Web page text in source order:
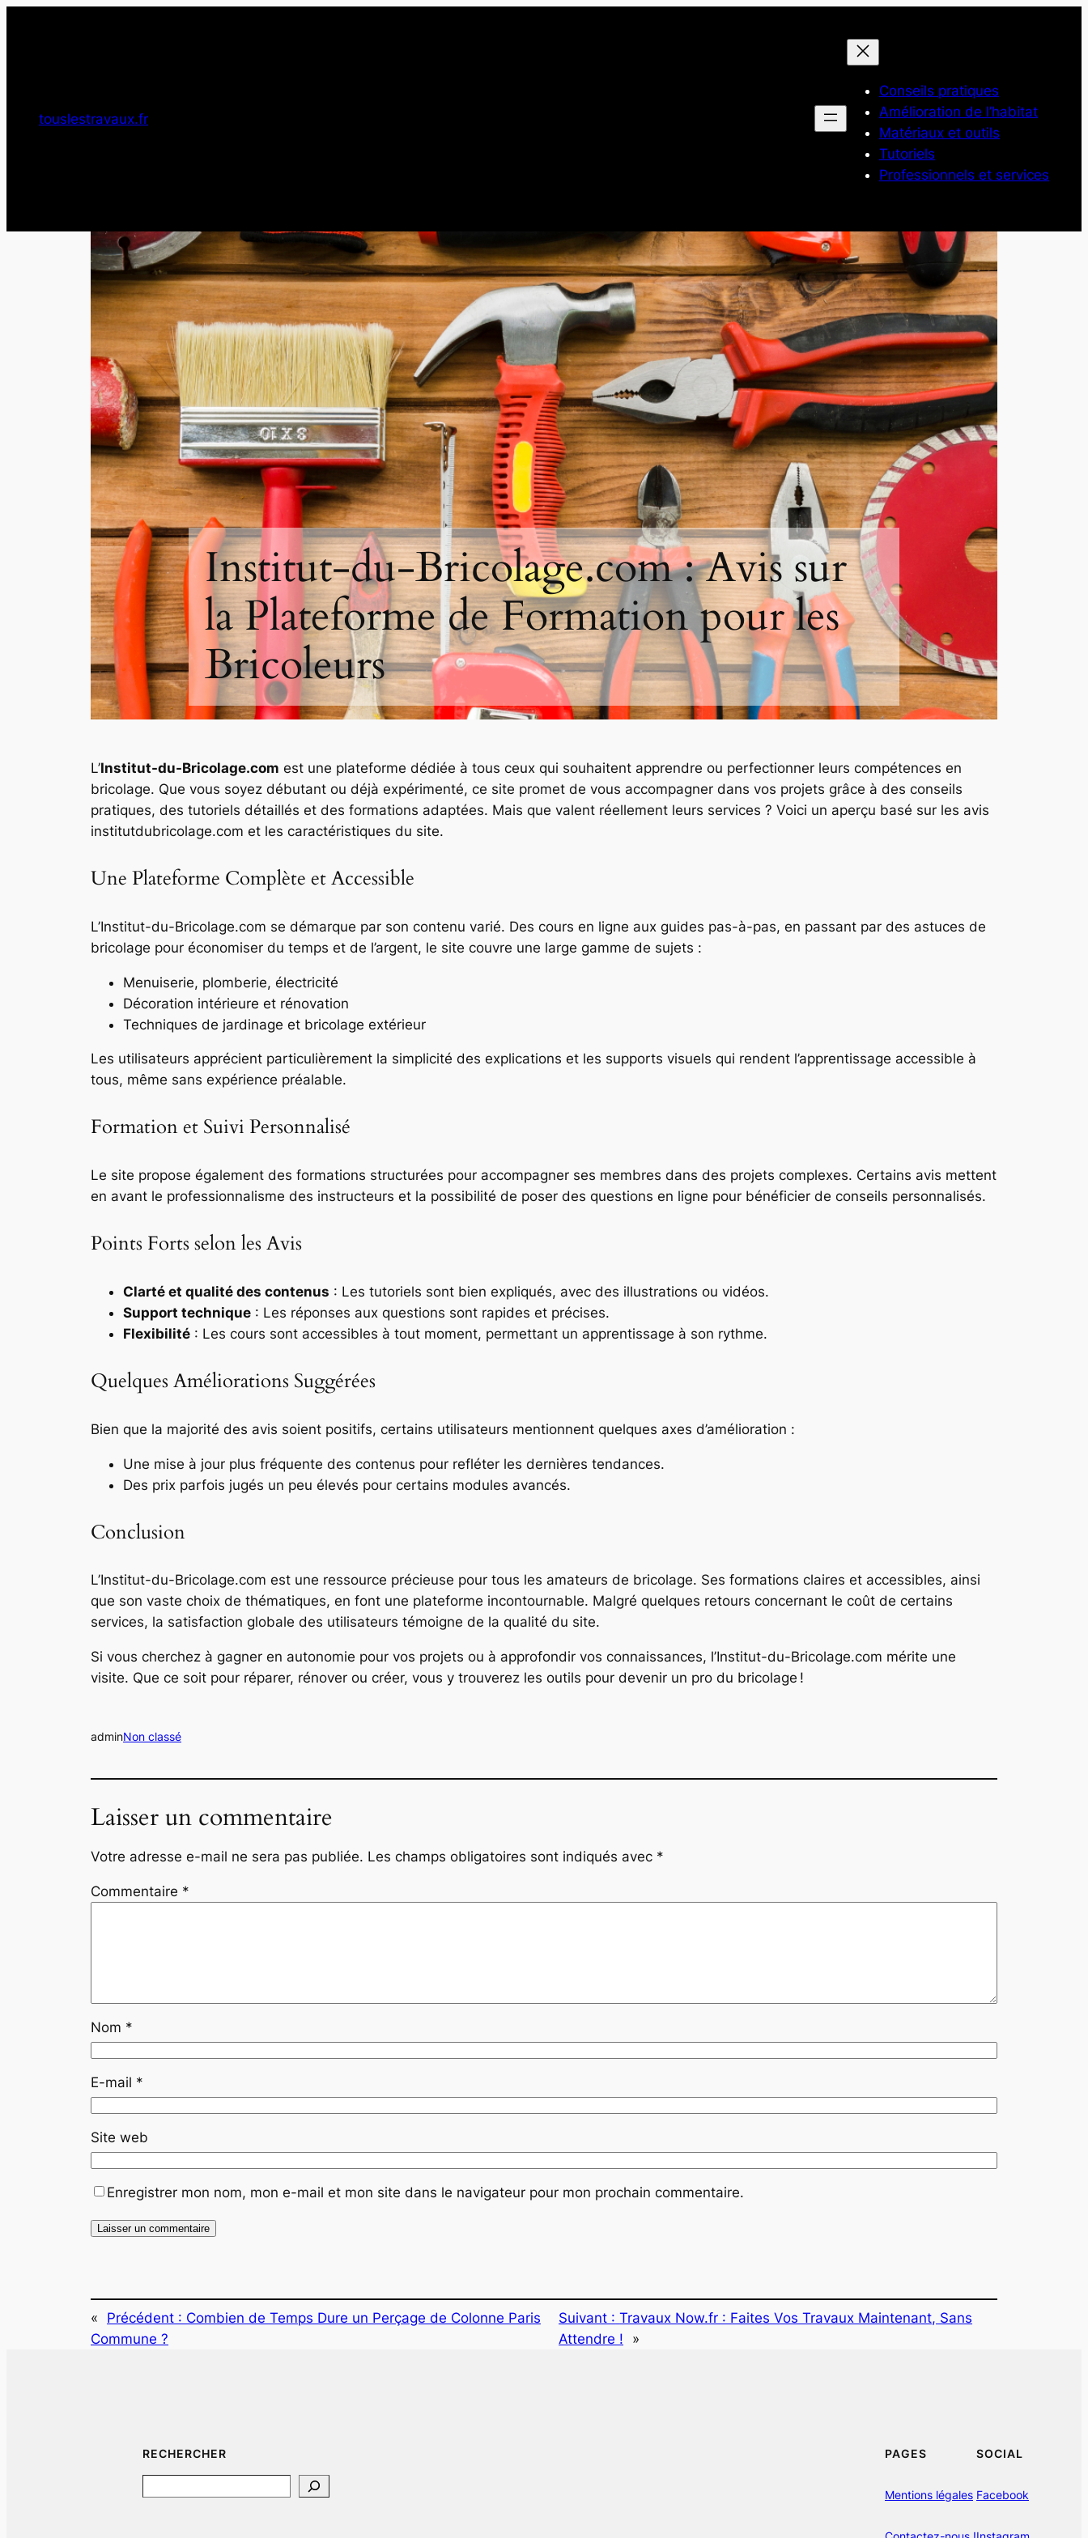
touslestravaux.fr
Conseils pratiques
Amélioration de l’habitat
Matériaux et outils
Tutoriels
Professionnels et services
Institut-du-Bricolage.com : Avis sur
la Plateforme de Formation pour les
Bricoleurs
L’Institut-du-Bricolage.com est une plateforme dédiée à tous ceux qui souhaitent apprendre ou perfectionner leurs compétences en
bricolage. Que vous soyez débutant ou déjà expérimenté, ce site promet de vous accompagner dans vos projets grâce à des conseils
pratiques, des tutoriels détaillés et des formations adaptées. Mais que valent réellement leurs services ? Voici un aperçu basé sur les avis​
institutdubricolage.com et les caractéristiques du site.
Une Plateforme Complète et Accessible
L’Institut-du-Bricolage.com se démarque par son contenu varié. Des cours en ligne aux guides pas-à-pas, en passant par des astuces de
bricolage pour économiser du temps et de l’argent, le site couvre une large gamme de sujets :
Menuiserie, plomberie, électricité
Décoration intérieure et rénovation
Techniques de jardinage et bricolage extérieur
Les utilisateurs apprécient particulièrement la simplicité des explications et les supports visuels qui rendent l’apprentissage accessible à
tous, même sans expérience préalable.
Formation et Suivi Personnalisé
Le site propose également des formations structurées pour accompagner ses membres dans des projets complexes. Certains avis mettent
en avant le professionnalisme des instructeurs et la possibilité de poser des questions en ligne pour bénéficier de conseils personnalisés.
Points Forts selon les Avis
Clarté et qualité des contenus : Les tutoriels sont bien expliqués, avec des illustrations ou vidéos.
Support technique : Les réponses aux questions sont rapides et précises.
Flexibilité : Les cours sont accessibles à tout moment, permettant un apprentissage à son rythme.
Quelques Améliorations Suggérées
Bien que la majorité des avis soient positifs, certains utilisateurs mentionnent quelques axes d’amélioration :
Une mise à jour plus fréquente des contenus pour refléter les dernières tendances.
Des prix parfois jugés un peu élevés pour certains modules avancés.
Conclusion
L’Institut-du-Bricolage.com est une ressource précieuse pour tous les amateurs de bricolage. Ses formations claires et accessibles, ainsi
que son vaste choix de thématiques, en font une plateforme incontournable. Malgré quelques retours concernant le coût de certains
services, la satisfaction globale des utilisateurs témoigne de la qualité du site.
Si vous cherchez à gagner en autonomie pour vos projets ou à approfondir vos connaissances, l’Institut-du-Bricolage.com mérite une
visite. Que ce soit pour réparer, rénover ou créer, vous y trouverez les outils pour devenir un pro du bricolage !
adminNon classé
Laisser un commentaire
Votre adresse e-mail ne sera pas publiée. Les champs obligatoires sont indiqués avec *
Commentaire *
Nom *
E-mail *
Site web
Enregistrer mon nom, mon e-mail et mon site dans le navigateur pour mon prochain commentaire.
« Précédent : Combien de Temps Dure un Perçage de Colonne Paris
Commune ?
Suivant : Travaux Now.fr : Faites Vos Travaux Maintenant, Sans
Attendre !
»
RECHERCHER PAGES
Mentions légales
SOCIAL
Facebook